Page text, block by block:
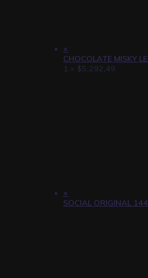
×
CHOCOLATE MISKY
1 × $5.292,49
×
SOCIAL ORIGINAL